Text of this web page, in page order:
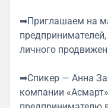
➡Приглашаем на
личного
➡Спикер — Анна
компании